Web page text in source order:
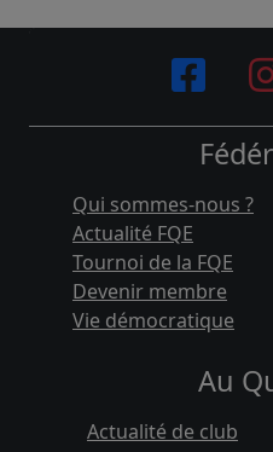
Qui sommes-nous ?
Actualité FQE
Tournoi de la FQE
Devenir membre
Vie démocratique
Au
Actualité de club